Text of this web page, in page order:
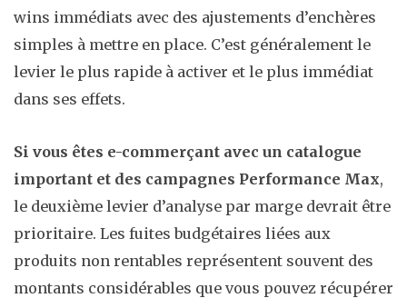
wins immédiats avec des ajustements d’enchères
simples à mettre en place. C’est généralement le
levier le plus rapide à activer et le plus immédiat
dans ses effets.
Si vous êtes e-commerçant avec un catalogue
important et des campagnes Performance Max,
le deuxième levier d’analyse par marge devrait être
prioritaire. Les fuites budgétaires liées aux
produits non rentables représentent souvent des
montants considérables que vous pouvez récupérer